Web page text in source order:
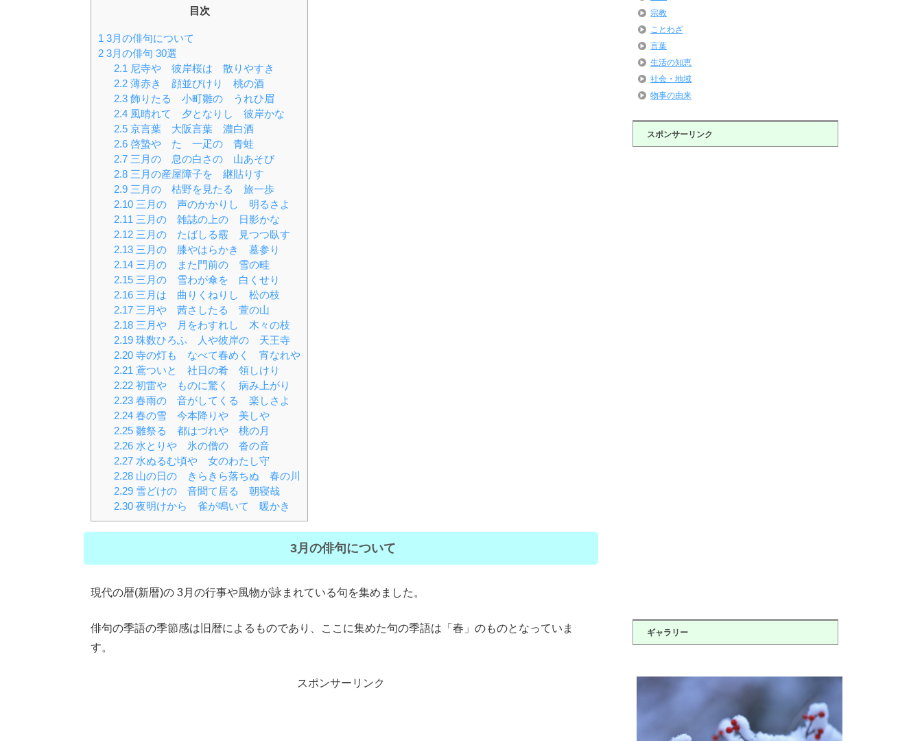
目次
1 3月の俳句について
2 3月の俳句 30選
2.1 尼寺や 彼岸桜は 散りやすき
2.2薄赤き 顔並びけり 桃の酒
2.3飾りたる 小町雛の うれひ眉
2.4風晴れて 夕となりし 彼岸かな
2.5京言葉 大阪言葉 濃白酒
2.6啓蟄や たゞ一疋の 青蛙
2.7三月の 息の白さの 山あそび
2.8三月の産屋障子を 継貼りす
2.9三月の 枯野を見たる 旅一歩
2.10三月の 声のかかりし 明るさよ
2.11 三月の 雑誌の上の 日影かな
2.12三月の たばしる霰 見つつ臥す
2.13三月の 膝やはらかき 墓参り
2.14三月の また門前の 雪の畦
2.15三月の 雪わが傘を 白くせり
2.16三月は 曲りくねりし 松の枝
2.17三月や 茜さしたる 萱の山
2.18三月や 月をわすれし 木々の枝
2.19珠数ひろふ 人や彼岸の 天王寺
2.20寺の灯も なべて春めく 宵なれや
2.21 鳶ついと 社日の肴 領しけり
2.22初雷や ものに驚く 病み上がり
2.23春雨の 音がしてくる 楽しさよ
2.24春の雪 今本降りや 美しや
2.25雛祭る 都はづれや 桃の月
2.26水とりや 氷の僧の 沓の音
2.27水ぬるむ頃や 女のわたし守
2.28山の日の きらきら落ちぬ 春の川
2.29雪どけの 音聞て居る 朝寝哉
2.30夜明けから 雀が鳴いて 暖かき
3月の俳句について
現代の暦(新暦)の 3月の行事や風物が詠まれている句を集めました。
俳句の季語の季節感は旧暦によるものであり、ここに集めた句の季語は「春」のものとなっていま
す。
スポンサーリンク
宗教
ことわざ
言葉
生活の知恵
社会・地域
物事の由来
スポンサーリンク
ギャラリー